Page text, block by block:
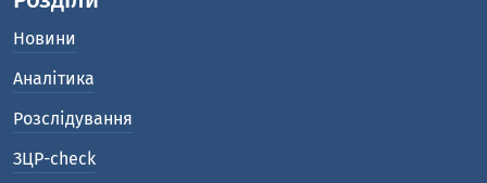
Новини
Аналітика
Розслідування
ЗЦР-check